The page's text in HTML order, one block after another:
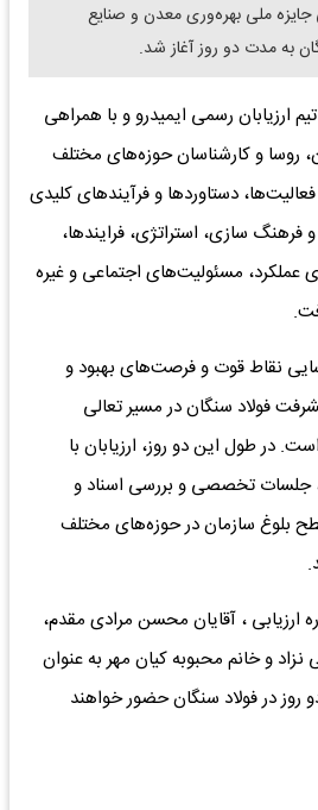
جایزه ملی بهره‌وری معدن و صنایع
به مدت دو روز آغاز شد.
ارزیابان رسمی ایمیدرو و با همراهی
روسا و کارشناسان حوزه‌های مختلف
دستاوردها و فرآیندهای کلیدی
سازی، استراتژی، فرایندها،
عملکرد، مسئولیت‌های اجتماعی و غیره
نقاط قوت و فرصت‌های بهبود و
فولاد سنگان در مسیر تعالی
در طول این دو روز، ارزیابان با
جلسات تخصصی و بررسی اسناد و
بلوغ سازمان در حوزه‌های مختلف
ارزیابی ، آقایان محسن مرادی مقدم،
و خانم محبوبه کیان مهر به عنوان
روز در فولاد سنگان حضور خواهند